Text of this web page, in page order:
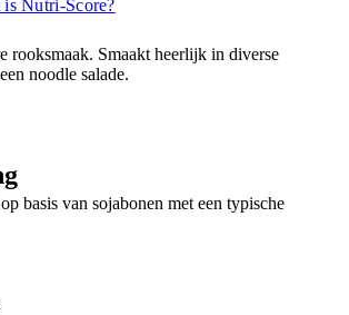
is Nutri-Score?
rooksmaak. Smaakt heerlijk in diverse
noodle salade.
basis van sojabonen met een typische